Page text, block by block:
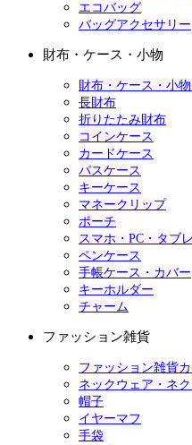
エコバッグ
バッグアクセサリー
財布・ケース・小物
財布・ケース・小
長財布
折りたたみ財布
コインケース
カードケース
パスケース
キーケース
マネークリップ
ポーチ
スマホ・PC・タブ
ペンケース
手帳ケース・カバー
キーホルダー
チャーム
ファッション雑貨
ファッション雑貨
ネックウェア・ネ
帽子
イヤーマフ
手袋